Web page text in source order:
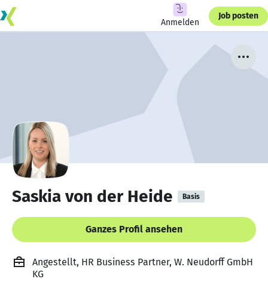
Anmelden
Job posten
Saskia von der Heide Basis
Ganzes Profil ansehen
Angestellt, HR Business Partner, W. Neudorff GmbH
KG